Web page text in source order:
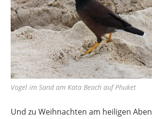
Vogel im Sand am Kata Beach auf Phuket
Und zu Weihnachten am heiligen